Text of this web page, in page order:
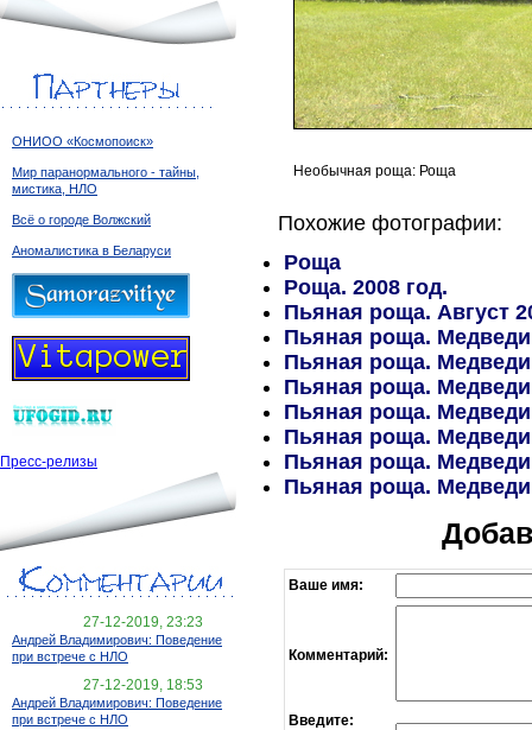
ОНИОО «Космопоиск»
Мир паранормального - тайны,
мистика, НЛО
Всё о городе Волжский
Аномалистика в Беларуси
Пресс-релизы
27-12-2019, 23:23
Андрей Владимирович: Поведение
при встрече с НЛО
27-12-2019, 18:53
Андрей Владимирович: Поведение
при встрече с НЛО
Необычная роща: Роща
Похожие фотографии:
Роща
Роща. 2008 год.
Пьяная роща. Август
Пьяная роща.
Пьяная роща.
Пьяная роща.
Пьяная роща.
Пьяная роща.
Пьяная роща.
Пьяная роща.
Ваше имя:
Комментарий:
Введите: